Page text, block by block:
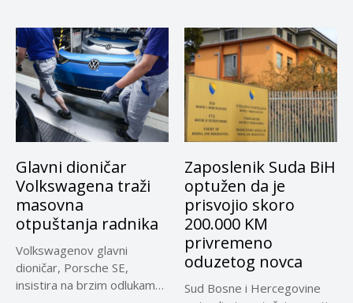
Glavni dioničar
Volkswagena traži
masovna
otpuštanja radnika
Volkswagenov glavni
dioničar, Porsche SE,
insistira na brzim odlukama
Zaposlenik Suda BiH
optužen da je
prisvojio skoro
200.000 KM
privremeno
oduzetog novca
Sud Bosne i Hercegovine